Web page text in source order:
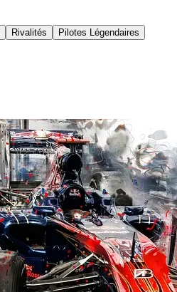
Rivalités
Pilotes Légendaires